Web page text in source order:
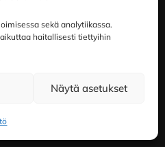
sekä analytiikassa.
haitallisesti tiettyihin
Näytä asetukset